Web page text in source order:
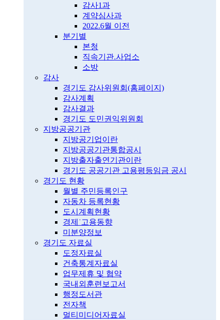
감사1과
계약심사과
2022.6월 이전
분기별
본청
직속기관.사업소
소방
감사
경기도 감사위원회(홈페이지)
감사계획
감사결과
경기도 도민권익위원회
지방공공기관
지방공기업이란
지방공공기관통합공시
지방출자출연기관이란
경기도 공공기관 고용평등임금 공시
경기도 현황
월별 주민등록인구
자동차 등록현황
도시계획현황
경제˙고용동향
미분양정보
경기도 자료실
도정자료실
건축통계자료실
업무제휴 및 협약
국내외훈련보고서
행정도서관
전자책
멀티미디어자료실